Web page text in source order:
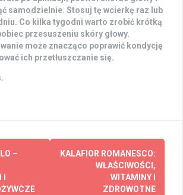
samodzielnie. Stosuj tę wcierkę raz lub
Co kilka tygodni warto zrobić krótką
przesuszeniu skóry głowy.
może znacząco poprawić kondycję
ich przetłuszczanie się.
–
KALAFIOR ROMANESCO:
WŁAŚCIWOŚCI,
WITAMINY I
ZDROWOTNE